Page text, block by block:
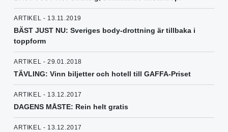
ARTIKEL - 13.11.2019
BÄST JUST NU: Sveriges body-drottning är tillbaka i
toppform
ARTIKEL - 29.01.2018
TÄVLING: Vinn biljetter och hotell till GAFFA-Priset
ARTIKEL - 13.12.2017
DAGENS MÅSTE: Rein helt gratis
ARTIKEL - 13.12.2017